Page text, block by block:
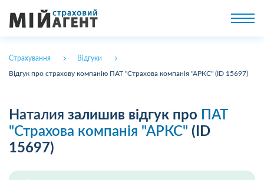
Страхування Відгуки
Відгук про страхову компанію ПАТ "Страхова компанія "АРКС" (ID 15697)
Наталия залишив відгук про
ПАТ
"Страхова компанія "АРКС" (ID
15697)